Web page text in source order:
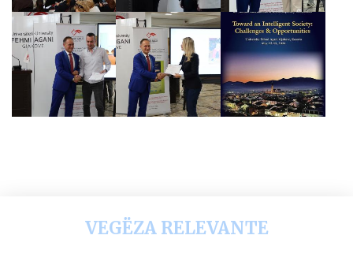
VEGËZA RELEVANTE